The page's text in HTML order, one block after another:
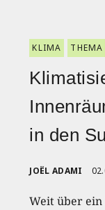
KLIMA THEMA
in den
JOËL ADAMI
Weit über